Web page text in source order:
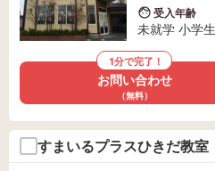
受入年齢
未就学 小学
1分で完了！
お問い合わせ
（無料）
すまいるプラスひきだ教室